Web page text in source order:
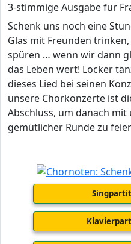
3-stimmige Ausgabe für
Schenk uns noch eine
Glas mit Freunden
spüren … wenn wir dann
das Leben wert! Locker
dieses Lied bei seinen
unsere Chorkonzerte ist
Abschluss, um danach
gemütlicher Runde zu